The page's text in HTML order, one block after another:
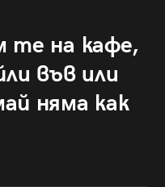
те на кафе,
във или
няма как